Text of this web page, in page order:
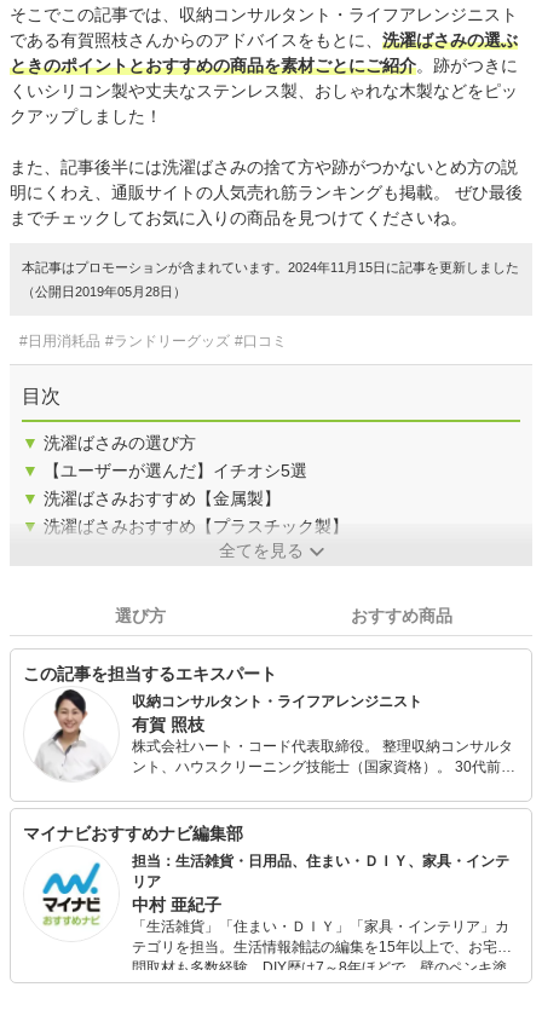
そこでこの記事では、収納コンサルタント・ライフアレンジニスト
である有賀照枝さんからのアドバイスをもとに、 洗濯ばさみの選ぶ
ときのポイントとおすすめの商品を素材ごとにご紹介。跡がつきに
くいシリコン製や丈夫なステンレス製、おしゃれな木製などをピッ
クアップしました！
また、記事後半には洗濯ばさみの捨て方や跡がつかないとめ方の説
明にくわえ、通販サイトの人気売れ筋ランキングも掲載。 ぜひ最後
までチェックしてお気に入りの商品を見つけてくださいね。
本記事はプロモーションが含まれています。2024年11月15日に記事を更新しました
（公開日2019年05月28日）
#日用消耗品 #ランドリーグッズ #口コミ
目次
▼ 洗濯ばさみの選び方
▼
【ユーザーが選んだ】イチオシ5選
▼ 洗濯ばさみおすすめ【金属製】
▼ 洗濯ばさみおすすめ【プラスチック製】
全てを見る
選び方 おすすめ商品
この記事を担当するエキスパート
収納コンサルタント・ライフアレンジニスト
有賀 照枝
株式会社ハート・コード代表取締役。 整理収納コンサルタ
ント、ハウスクリーニング技能士（国家資格）。 30代前半
気に人生のどん底を経験し、整理収納理論に出会ってから
人生が好転。 ご縁あって「部屋磨きは自分磨き・職場磨き
はスタッフ磨き」をモットーに家事代行・整理収納関連事
業で2007年に独立。 自身の経験からも環境を整えると色々
なことが整ってくることを痛感しているので、個人や企業
にコンサルティングやセミナーなど様々な形でその大切さ
をお伝えしている。 2012年から現場をよく知る家事・収納
用品の説明ゲストとしてジュピターショップチャンネルに
出演中。商品の企画、売り方の提案等にも携わっており、1
マイナビおすすめナビ編集部
担当：生活雑貨・日用品、住まい・ＤＩＹ、家具・インテ
リア
中村 亜紀子
「生活雑貨」「住まい・ＤＩＹ」「家具・インテリア」カ
テゴリを担当。生活情報雑誌の編集を15年以上で、お宅訪
問取材も多数経験。DIY歴は7～8年ほどで、壁のペンキ塗
りや壁紙チェンジなどもチャレンジ済み。初心者でもモノ